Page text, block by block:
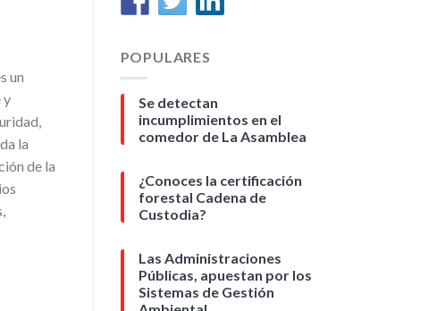
un
y
la
de la
POPULARES
Se detectan
incumplimientos en el
comedor de La Asamblea
¿Conoces la certificación
forestal Cadena de
Custodia?
Las Administraciones
Públicas, apuestan por los
Sistemas de Gestión